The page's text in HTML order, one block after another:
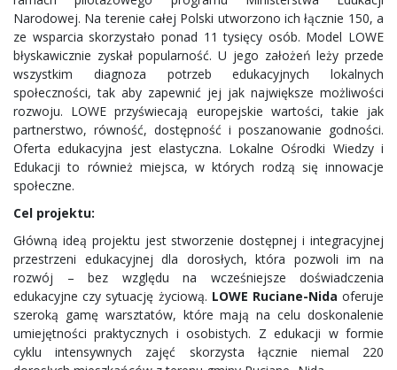
Narodowej. Na terenie całej Polski utworzono ich łącznie 150, a
ze wsparcia skorzystało ponad 11 tysięcy osób. Model LOWE
błyskawicznie zyskał popularność. U jego założeń leży przede
wszystkim diagnoza potrzeb edukacyjnych lokalnych
społeczności, tak aby zapewnić jej jak największe możliwości
rozwoju. LOWE przyświecają europejskie wartości, takie jak
partnerstwo, równość, dostępność i poszanowanie godności.
Oferta edukacyjna jest elastyczna. Lokalne Ośrodki Wiedzy i
Edukacji to również miejsca, w których rodzą się innowacje
społeczne.
Cel projektu:
Główną ideą projektu jest stworzenie dostępnej i integracyjnej
przestrzeni edukacyjnej dla dorosłych, która pozwoli im na
rozwój – bez względu na wcześniejsze doświadczenia
edukacyjne czy sytuację życiową. LOWE Ruciane-Nida oferuje
szeroką gamę warsztatów, które mają na celu doskonalenie
umiejętności praktycznych i osobistych. Z edukacji w formie
cyklu intensywnych zajęć skorzysta łącznie niemal 220